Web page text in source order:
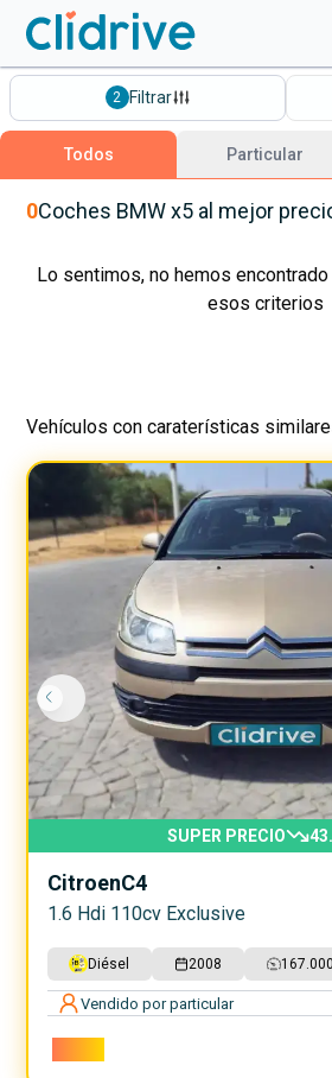
Comprar Coche
Todos Los Coches
Profesional
Particular
Clidrive
2 Filtrar
Todos Particular
0Coches BMWx5 al mejor
Lo sentimos, no hemos
esos criterios
Vehículos con caraterísticas
SUPER PRECIO
CitroenC4
1.6 Hdi 110cv Exclusive
Diésel 2008 167.000
Vendido por particular